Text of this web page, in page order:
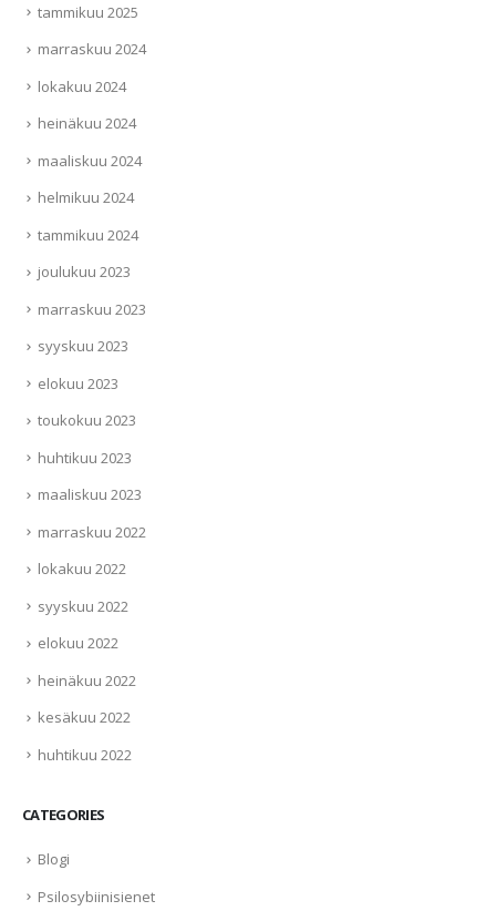
tammikuu 2025
marraskuu 2024
lokakuu 2024
heinäkuu 2024
maaliskuu 2024
helmikuu 2024
tammikuu 2024
joulukuu 2023
marraskuu 2023
syyskuu 2023
elokuu 2023
toukokuu 2023
huhtikuu 2023
maaliskuu 2023
marraskuu 2022
lokakuu 2022
syyskuu 2022
elokuu 2022
heinäkuu 2022
kesäkuu 2022
huhtikuu 2022
CATEGORIES
Blogi
Psilosybiinisienet